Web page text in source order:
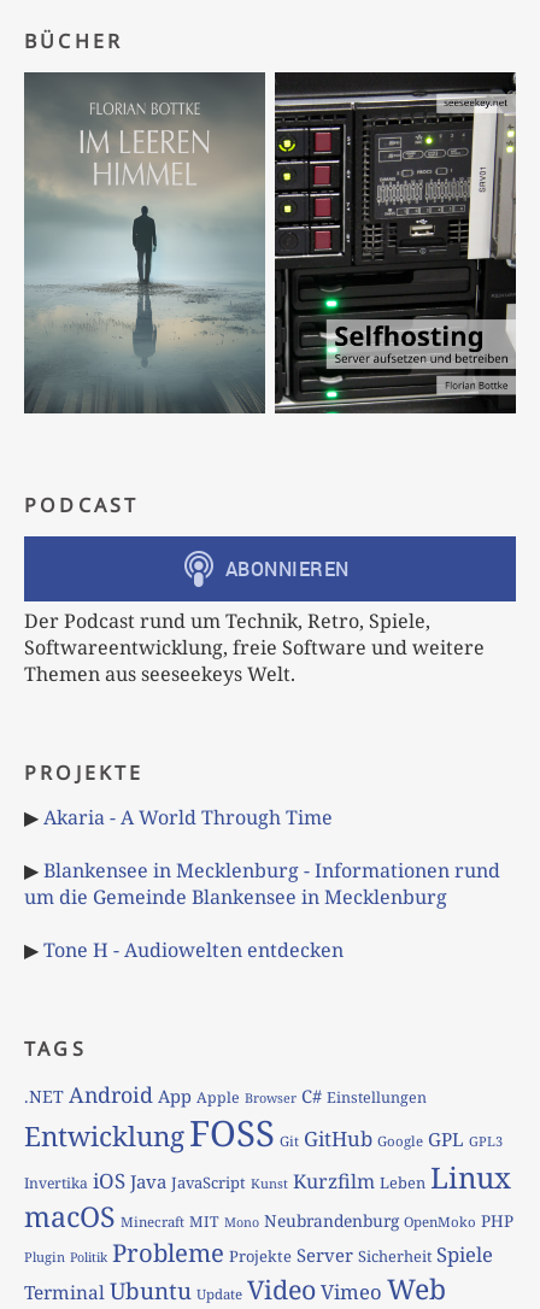
BÜCHER
PODCAST
Der Podcast rund um Technik, Retro, Spiele,
Softwareentwicklung, freie Software und weitere
Themen aus seeseekeys Welt.
PROJEKTE
▶Akaria - A World Through Time
▶Blankensee in Mecklenburg - Informationen rund
um die Gemeinde Blankensee in Mecklenburg
▶Tone H - Audiowelten entdecken
TAGS
.NET Android App Apple Browser C# Einstellungen
EntwicklungFOSS Git GitHub Google GPL GPL3
Invertika iOS Java JavaScript Kunst Kurzfilm Leben Linux
macOS Minecraft MIT Mono Neubrandenburg OpenMoko PHP
Plugin Politik Probleme Projekte Server Sicherheit Spiele
TerminalUbuntu Update VideoVimeo Web